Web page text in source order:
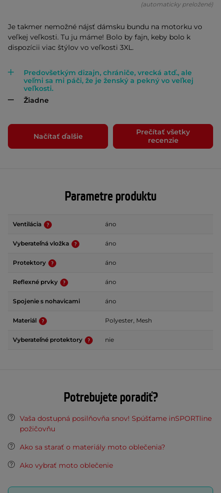
(automaticky preložené)
Je takmer nemožné nájsť dámsku bundu na motorku vo
veľkej veľkosti. Tu ju máme! Bolo by fajn, keby bolo k
dispozícii viac štýlov vo veľkosti 3XL.
Predovšetkým dizajn, chrániče, vrecká atď., ale
veľmi sa mi páči, že je ženský a pekný vo veľkej
veľkosti.
Žiadne
Načítať ďalšie
Prečítať všetky
recenzie
Parametre produktu
Ventilácia áno
Vyberateľná vložka áno
Protektory áno
Reflexné prvky áno
Spojenie s nohavicami áno
Materiál Polyester, Mesh
Vyberateľné protektory nie
Potrebujete poradiť?
Vaša dostupná posilňovňa snov! Spúšťame inSPORTline
požičovňu
Ako sa starať o materiály moto oblečenia?
Ako vybrať moto oblečenie